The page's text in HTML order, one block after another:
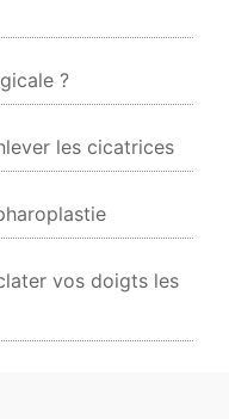
?
les cicatrices
vos doigts les